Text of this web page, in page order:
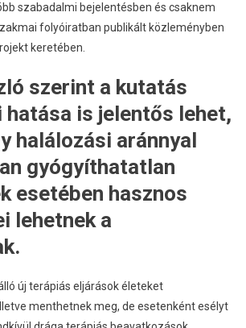
szabadalmi bejelentésben és csaknem
folyóiratban publikált közleményben
keretében.
szerint a kutatás
is jelentős lehet,
halálozási aránnyal
gyógyíthatatlan
esetében hasznos
lehetnek a
új terápiás eljárások életeket
menthetnek meg, de esetenként esélyt